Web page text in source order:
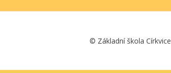
© Základní škola Církvice